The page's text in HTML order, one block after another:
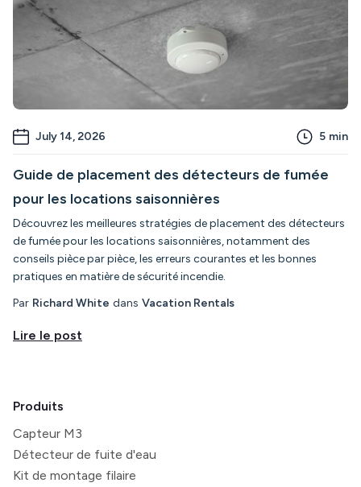
July 14, 2026 5 min
Guide de placement des détecteurs de fumée
pour les locations saisonnières
Découvrez les meilleures stratégies de placement des détecteurs
de fumée pour les locations saisonnières, notamment des
conseils pièce par pièce, les erreurs courantes et les bonnes
pratiques en matière de sécurité incendie.
Par Richard White dans Vacation Rentals
Lire le post
Produits
Capteur M3
Détecteur de fuite d'eau
Kit de montage filaire